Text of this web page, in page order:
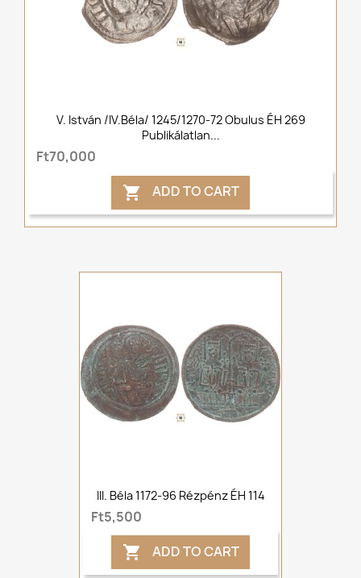
V. István /IV.Béla/ 1245/1270-72 Obulus ÉH 269
Publikálatlan...
Ft70,000
 ADD TO CART
III. Béla 1172-96 Rézpénz ÉH 114
Ft5,500
 ADD TO CART